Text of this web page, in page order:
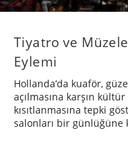
Tiyatro ve
Eylemi
Hollanda’da kuaför,
açılmasına karşın
kısıtlanmasına tepki
salonları bir günlüğüne